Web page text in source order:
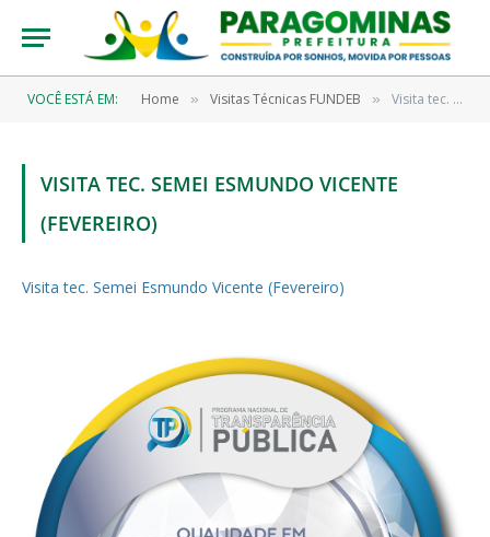
VOCÊ ESTÁ EM: Home » Visitas Técnicas FUNDEB » Visita tec. Semei Esmundo Vicente (Fevereiro)
VISITA TEC. SEMEI ESMUNDO VICENTE
(FEVEREIRO)
Visita tec. Semei Esmundo Vicente (Fevereiro)